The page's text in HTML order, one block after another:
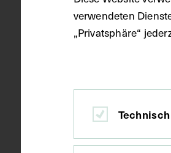
Technik
verwendeten
„Privatsphäre“